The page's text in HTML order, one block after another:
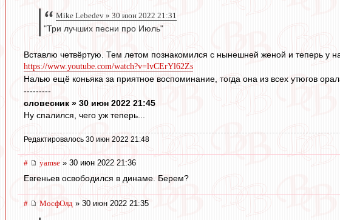
Mike Lebedev » 30 июн 2022 21:31
"Три лучших песни про Июль"
Вставлю четвёртую. Тем летом познакомился с нынешней женой и теперь у
https://www.youtube.com/watch?v=lvCErYl62Zs
Налью ещё коньяка за приятное воспоминание, тогда она из всех утюгов
---------
словесник » 30 июн 2022 21:45
Ну спалился, чего уж теперь...
Редактировалось 30 июн 2022 21:48
# yamse » 30 июн 2022 21:36
Евгеньев освободился в динаме. Берем?
# МосфОлд » 30 июн 2022 21:35